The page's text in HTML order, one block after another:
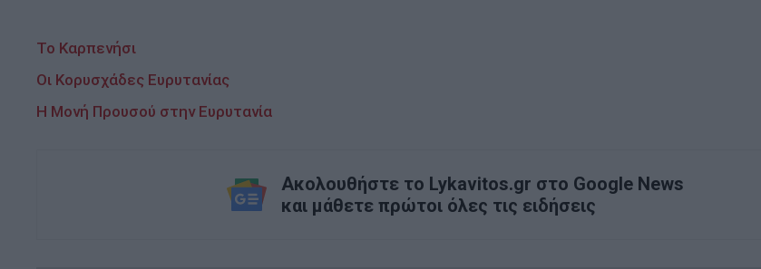
To Καρπενήσι
Οι Κορυσχάδες Ευρυτανίας
Η Μονή Προυσού στην Ευρυτανία
Ακολουθήστε το Lykavitos.gr στο Google News
και μάθετε πρώτοι όλες τις ειδήσεις